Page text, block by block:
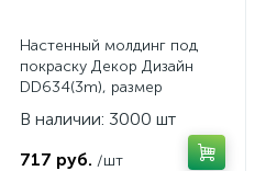
Настенный молдинг под
покраску Декор Дизайн
DD634(3m), размер
В наличии: 3000 шт
717 руб. /шт